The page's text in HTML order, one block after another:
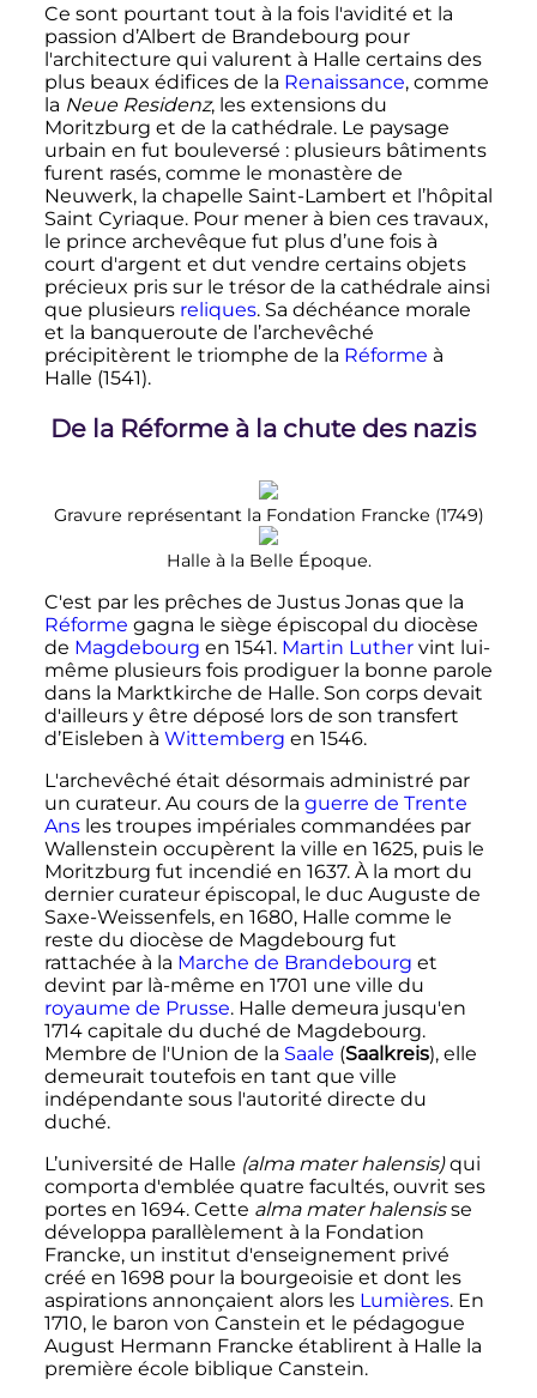
Ce sont pourtant tout à la fois l'avidité et la
passion d’Albert de Brandebourg pour
l'architecture qui valurent à Halle certains des
plus beaux édifices de la Renaissance, comme
la Neue Residenz, les extensions du
Moritzburg et de la cathédrale. Le paysage
urbain en fut bouleversé : plusieurs bâtiments
furent rasés, comme le monastère de
Neuwerk, la chapelle Saint-Lambert et l’hôpital
Saint Cyriaque. Pour mener à bien ces travaux,
le prince archevêque fut plus d’une fois à
court d'argent et dut vendre certains objets
précieux pris sur le trésor de la cathédrale ainsi
que plusieurs reliques. Sa déchéance morale
et la banqueroute de l’archevêché
précipitèrent le triomphe de la Réforme à
Halle (1541).
De la Réforme à la chute des nazis
Gravure représentant la Fondation Francke (1749)
Halle à la Belle Époque.
C'est par les prêches de Justus Jonas que la
Réforme gagna le siège épiscopal du diocèse
de Magdebourg en 1541. Martin Luthervint lui-
même plusieurs fois prodiguer la bonne parole
dans la Marktkirche de Halle. Son corps devait
d'ailleurs y être déposé lors de son transfert
d’Eisleben à Wittemberg en 1546.
L'archevêché était désormais administré par
un curateur. Au cours de la guerre de Trente
Ansles troupes impériales commandées par
Wallenstein occupèrent la ville en 1625, puis le
Moritzburg fut incendié en 1637. À la mort du
dernier curateur épiscopal, le duc Auguste de
Saxe-Weissenfels, en 1680, Halle comme le
reste du diocèse de Magdebourg fut
rattachée à la Marche de Brandebourg et
devint par là-même en 1701 une ville du
royaume de Prusse. Halle demeura jusqu'en
1714 capitale du duché de Magdebourg.
Membre de l'Union de la Saale (Saalkreis), elle
demeurait toutefois en tant que ville
indépendante sous l'autorité directe du
duché.
L’université de Halle (alma mater halensis)qui
comporta d'emblée quatre facultés, ouvrit ses
portes en 1694. Cette alma mater halensisse
développa parallèlement à la Fondation
Francke, un institut d'enseignement privé
créé en 1698 pour la bourgeoisie et dont les
aspirations annonçaient alors les Lumières. En
1710, le baron von Canstein et le pédagogue
August Hermann Francke établirent à Halle la
première école biblique Canstein.